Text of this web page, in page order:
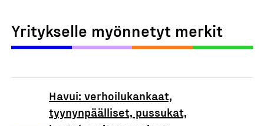
Yritykselle myönnetyt merkit
Havui: verhoilukankaat,
tyynynpäälliset, pussukat,